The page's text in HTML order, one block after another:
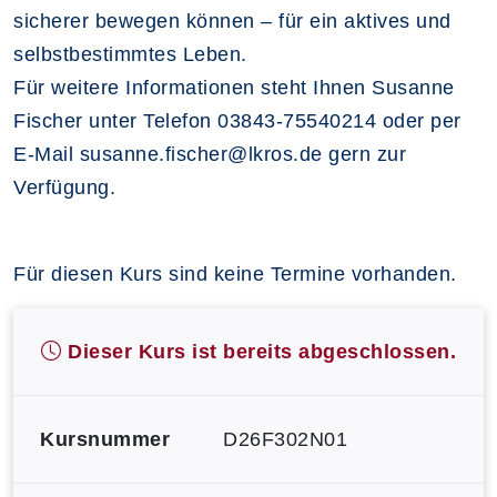
sicherer bewegen können – für ein aktives und
selbstbestimmtes Leben.
Für weitere Informationen steht Ihnen Susanne
Fischer unter Telefon 03843-75540214 oder per
E-Mail susanne.fischer@lkros.de gern zur
Verfügung.
Für diesen Kurs sind keine Termine vorhanden.
Dieser Kurs ist bereits abgeschlossen.
Kursnummer D26F302N01